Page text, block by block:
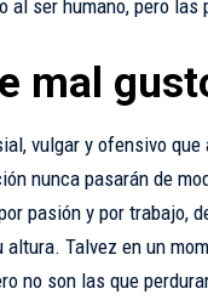
al ser humano, pero
mal
vulgar y ofensivo
nunca pasarán de
pasión y por trabajo,
altura. Talvez en un
no son las que